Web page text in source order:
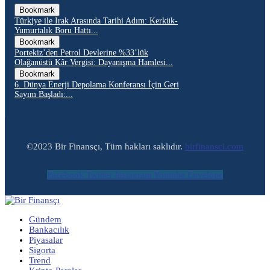
Bookmark
Türkiye ile Irak Arasında Tarihi Adım: Kerkük-
Yumurtalık Boru Hattı...
Bookmark
Portekiz’den Petrol Devlerine %33’lük
Olağanüstü Kâr Vergisi: Dayanışma Hamlesi...
Bookmark
6. Dünya Enerji Depolama Konferansı İçin Geri
Sayım Başladı:...
©2023 Bir Finansçı, Tüm hakları saklıdır. birfinansci.com
Facebook Twitter Instagram Youtube Envelope
Gündem
Bankacılık
Piyasalar
Sigorta
Trend